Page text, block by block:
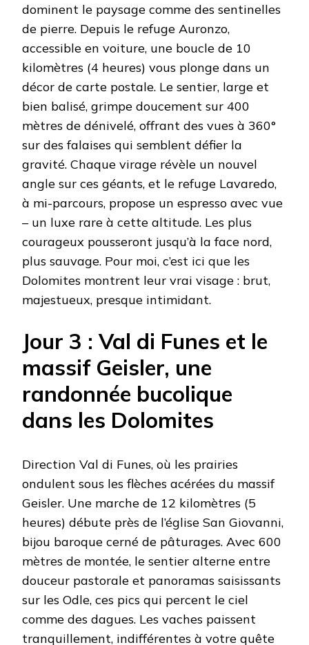
dominent le paysage comme des sentinelles
de pierre. Depuis le refuge Auronzo,
accessible en voiture, une boucle de 10
kilomètres (4 heures) vous plonge dans un
décor de carte postale. Le sentier, large et
bien balisé, grimpe doucement sur 400
mètres de dénivelé, offrant des vues à 360°
sur des falaises qui semblent défier la
gravité. Chaque virage révèle un nouvel
angle sur ces géants, et le refuge Lavaredo,
à mi-parcours, propose un espresso avec vue
– un luxe rare à cette altitude. Les plus
courageux pousseront jusqu’à la face nord,
plus sauvage. Pour moi, c’est ici que les
Dolomites montrent leur vrai visage : brut,
majestueux, presque intimidant.
Jour 3 : Val di Funes et le
massif Geisler, une
randonnée bucolique
dans les Dolomites
Direction Val di Funes, où les prairies
ondulent sous les flèches acérées du massif
Geisler. Une marche de 12 kilomètres (5
heures) débute près de l’église San Giovanni,
bijou baroque cerné de pâturages. Avec 600
mètres de montée, le sentier alterne entre
douceur pastorale et panoramas saisissants
sur les Odle, ces pics qui percent le ciel
comme des dagues. Les vaches paissent
tranquillement, indifférentes à votre quête